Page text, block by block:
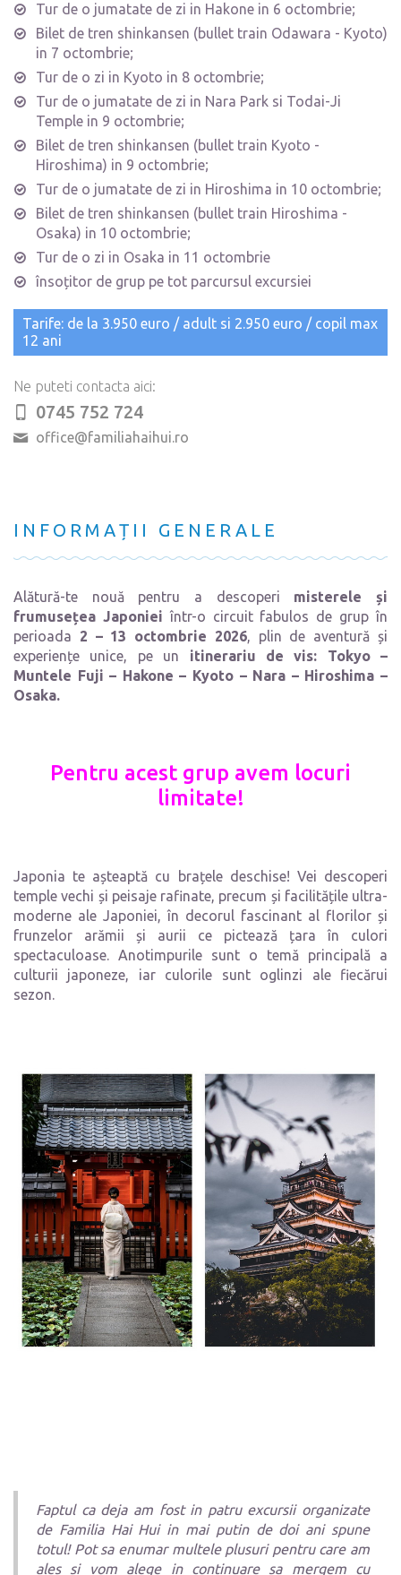
Tur de o jumatate de zi in Hakone in 6 octombrie;
Bilet de tren shinkansen (bullet train Odawara - Kyoto)
in 7 octombrie;
Tur de o zi in Kyoto in 8 octombrie;
Tur de o jumatate de zi in Nara Park si Todai-Ji
Temple in 9 octombrie;
Bilet de tren shinkansen (bullet train Kyoto -
Hiroshima) in 9 octombrie;
Tur de o jumatate de zi in Hiroshima in 10 octombrie;
Bilet de tren shinkansen (bullet train Hiroshima -
Osaka) in 10 octombrie;
Tur de o zi in Osaka in 11 octombrie
însoțitor de grup pe tot parcursul excursiei
Tarife: de la 3.950 euro / adult si 2.950 euro / copil max
12 ani
Ne puteti contacta aici:
0745 752 724
office@familiahaihui.ro
INFORMAȚII GENERALE
Alătură-te nouă pentru a descoperi misterele și
frumusețea Japoniei într-o circuit fabulos de grup în
perioada 2 – 13 octombrie 2026, plin de aventură și
experiențe unice, pe un itinerariu de vis: Tokyo –
Muntele Fuji – Hakone – Kyoto – Nara – Hiroshima –
Osaka.
Pentru acest grup avem locuri
limitate!
Japonia te așteaptă cu brațele deschise! Vei descoperi
temple vechi și peisaje rafinate, precum și facilitățile ultra-
moderne ale Japoniei, în decorul fascinant al florilor și
frunzelor arămii și aurii ce pictează țara în culori
spectaculoase. Anotimpurile sunt o temă principală a
culturii japoneze, iar culorile sunt oglinzi ale fiecărui
sezon.
Faptul ca deja am fost in patru excursii organizate
de Familia Hai Hui in mai putin de doi ani spune
totul! Pot sa enumar multele plusuri pentru care am
ales si vom alege in continuare sa mergem cu